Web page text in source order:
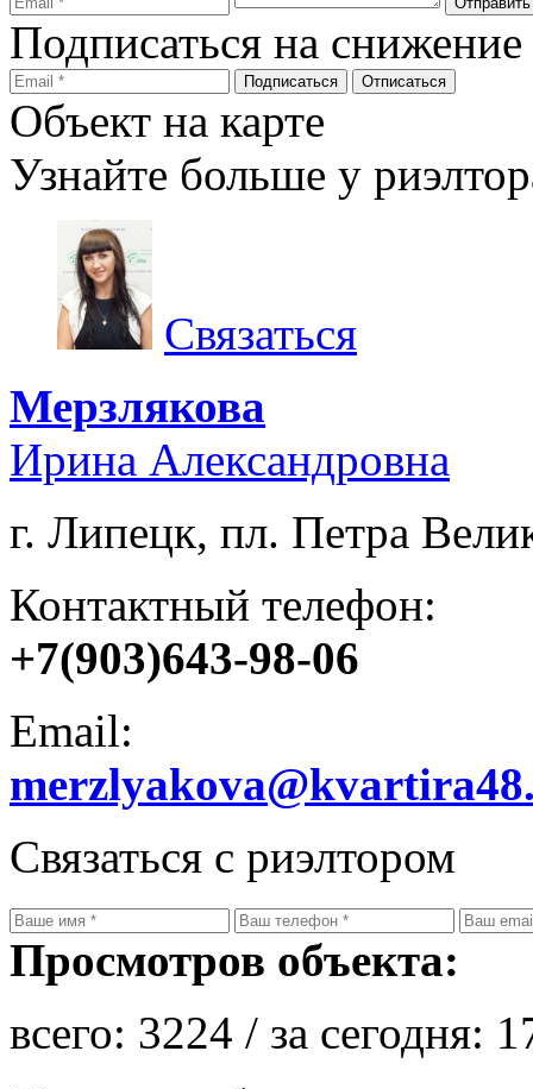
Подписаться на
Объект на карте
Узнайте больше у
Связаться
Мерзлякова
Ирина Александровна
г. Липецк, пл. Петра
Контактный телефон:
+7(903)643-98-06
Email:
Связаться с риэлтором
Просмотров объекта:
всего: 3224 / за сегодня: